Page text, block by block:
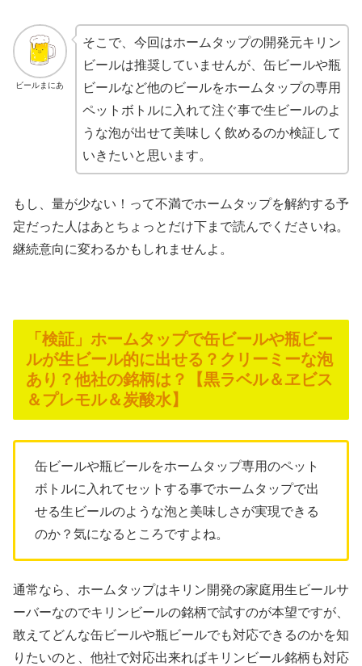
ビールまにあ
そこで、今回はホームタップの開発元キリン
ビールは推奨していませんが、缶ビールや瓶
ビールなど他のビールをホームタップの専用
ペットボトルに入れて注ぐ事で生ビールのよ
うな泡が出せて美味しく飲めるのか検証して
いきたいと思います。
もし、量が少ない！って不満でホームタップを解約する予
定だった人はあとちょっとだけ下まで読んでくださいね。
継続意向に変わるかもしれませんよ。
「検証」ホームタップで缶ビールや瓶ビー
ルが生ビール的に出せる？クリーミーな泡
あり？他社の銘柄は？【黒ラベル＆ヱビス
＆プレモル＆炭酸水】
缶ビールや瓶ビールをホームタップ専用のペット
ボトルに入れてセットする事でホームタップで出
せる生ビールのような泡と美味しさが実現できる
のか？気になるところですよね。
通常なら、ホームタップはキリン開発の家庭用生ビールサ
ーバーなのでキリンビールの銘柄で試すのが本望ですが、
敢えてどんな缶ビールや瓶ビールでも対応できるのかを知
りたいのと、他社で対応出来ればキリンビール銘柄も対応